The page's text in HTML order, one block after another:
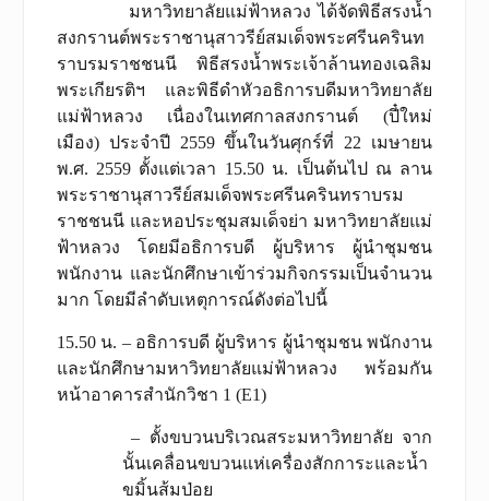
มหาวิทยาลัยแม่ฟ้าหลวง ได้จัดพิธีสรงน้ำ
สงกรานต์พระราชานุสาวรีย์สมเด็จพระศรีนครินท
ราบรมราชชนนี พิธีสรงน้ำพระเจ้าล้านทองเฉลิม
พระเกียรติฯ และพิธีดำหัวอธิการบดีมหาวิทยาลัย
แม่ฟ้าหลวง เนื่องในเทศกาลสงกรานต์ (ปี๋ใหม่
เมือง) ประจำปี 2559 ขึ้นในวันศุกร์ที่ 22 เมษายน
พ.ศ. 2559 ตั้งแต่เวลา 15.50 น. เป็นต้นไป ณ ลาน
พระราชานุสาวรีย์สมเด็จพระศรีนครินทราบรม
ราชชนนี และหอประชุมสมเด็จย่า มหาวิทยาลัยแม่
ฟ้าหลวง โดยมีอธิการบดี ผู้บริหาร ผู้นำชุมชน
พนักงาน และนักศึกษาเข้าร่วมกิจกรรมเป็นจำนวน
มาก โดยมีลำดับเหตุการณ์ดังต่อไปนี้
15.50 น. – อธิการบดี ผู้บริหาร ผู้นำชุมชน พนักงาน
และนักศึกษามหาวิทยาลัยแม่ฟ้าหลวง พร้อมกัน
หน้าอาคารสำนักวิชา 1 (E1)
– ตั้งขบวนบริเวณสระมหาวิทยาลัย จาก
นั้นเคลื่อนขบวนแห่เครื่องสักการะและน้ำ
ขมิ้นส้มป่อย